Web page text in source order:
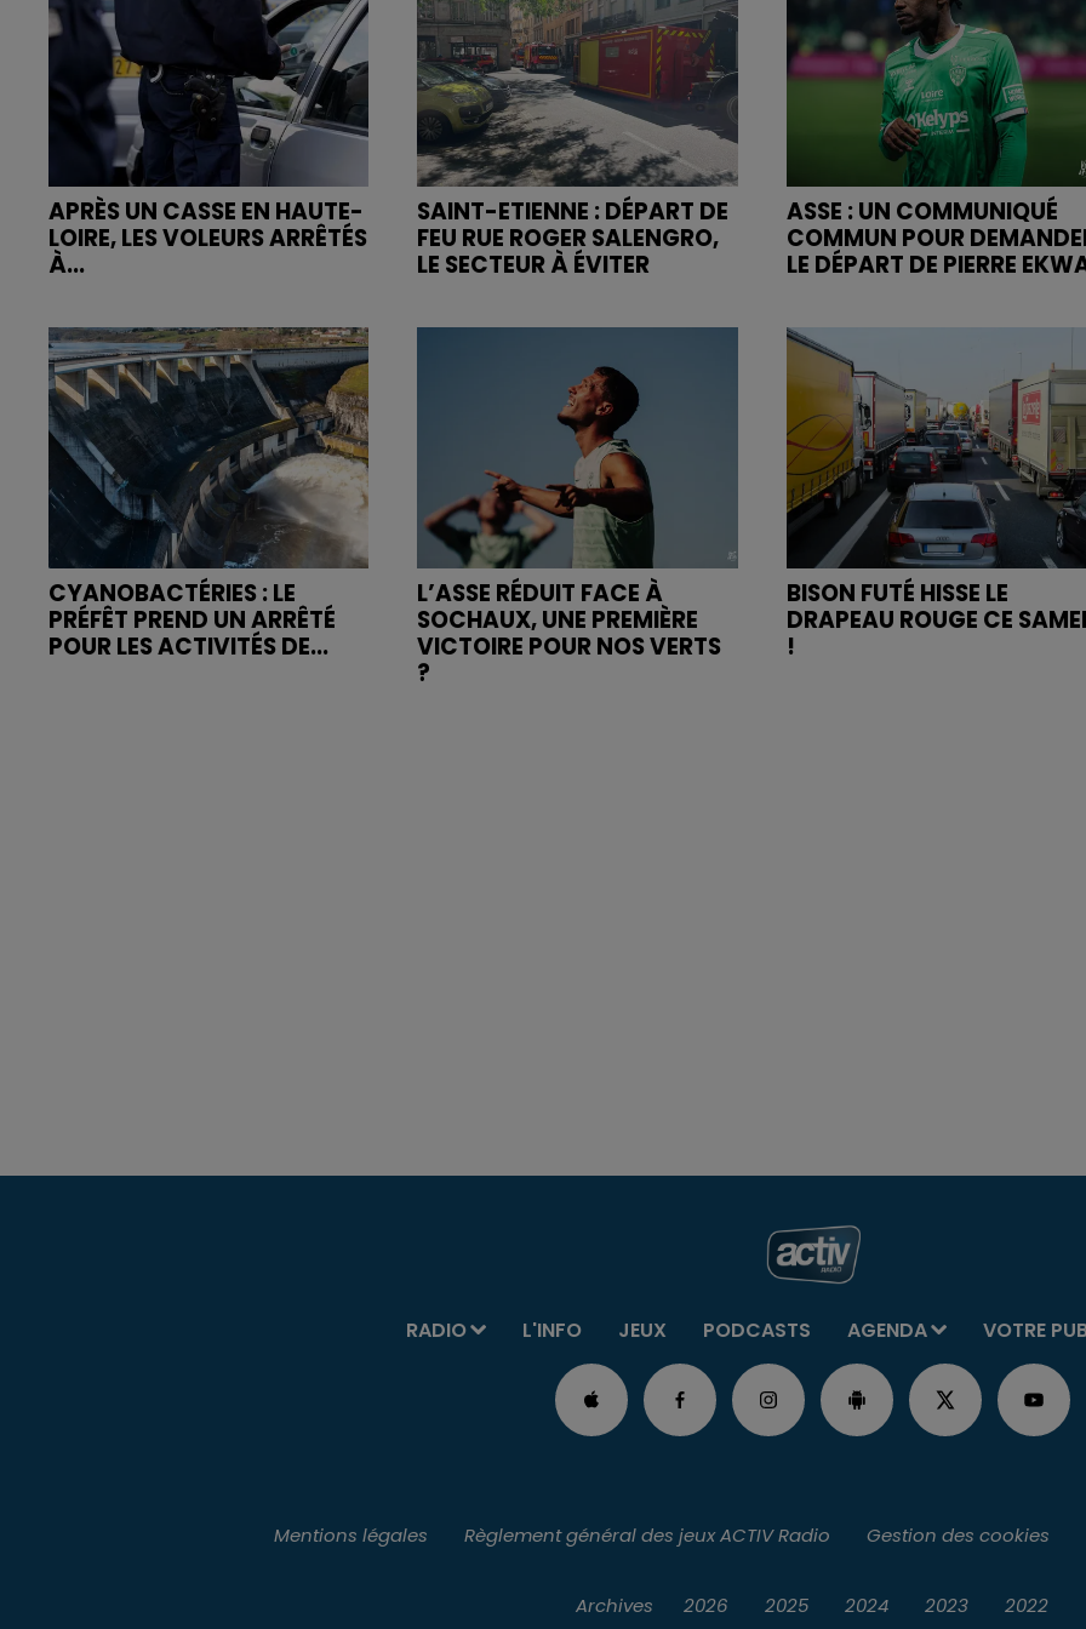
APRÈS UN CASSE EN HAUTE-
LOIRE, LES VOLEURS ARRÊTÉS
À...
SAINT-ETIENNE : DÉPART DE
FEU RUE ROGER SALENGRO,
LE SECTEUR À ÉVITER
ASSE : UN COMMUNIQUÉ
COMMUN POUR
LE DÉPART DE PIERRE
CYANOBACTÉRIES : LE
PRÉFÊT PREND UN ARRÊTÉ
POUR LES ACTIVITÉS DE...
L’ASSE RÉDUIT FACE À
SOCHAUX, UNE PREMIÈRE
VICTOIRE POUR NOS VERTS
?
BISON FUTÉ HISSE LE
DRAPEAU ROUGE CE
!
RADIO L'INFO JEUX PODCASTS AGENDA VOTRE
Mentions légales Règlement général des jeux ACTIV Radio Gestion des cookies
Archives 2026 2025 2024 2023 2022